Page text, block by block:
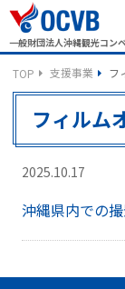
一般財団法人沖縄観光コン
TOP 支援事業 フ
フィルム
2025.10.17
沖縄県内での